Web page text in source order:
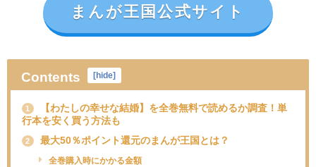
まんが王国公式サイト
Contents [hide]
1
【わたしの幸せな結婚】を全巻無料で読めるか調査！単
行本を安く買う方法も
2 最大50％ポイント還元のまんが王国とは？
全巻購入時にかかる金額